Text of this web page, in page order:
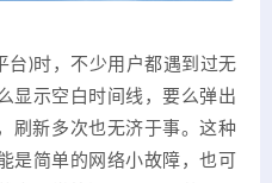
台)时，不少用户都遇到过无
显示空白时间线，要么弹出
刷新多次也无济于事。这种
是简单的网络小故障，也可